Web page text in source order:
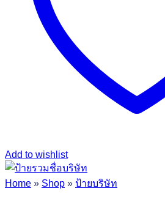
Add to wishlist
Home » Shop » ป้ายบริษัท